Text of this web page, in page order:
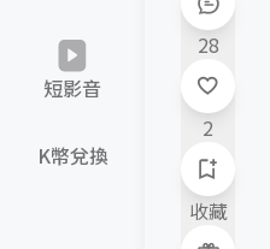
短影音
K幣兌換
28
2
收藏